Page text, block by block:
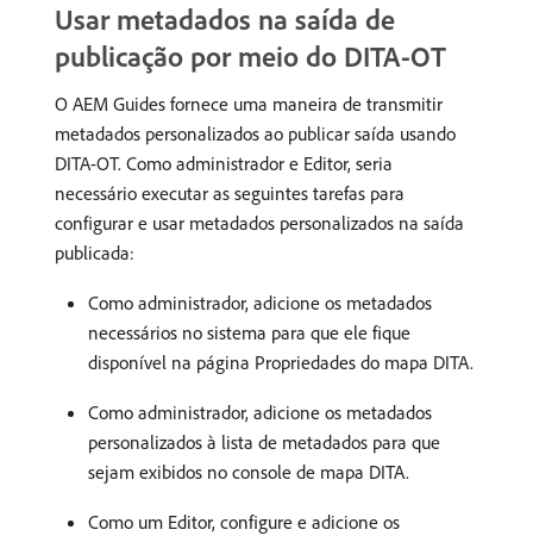
Usar metadados na saída de
publicação por meio do DITA-OT
O AEM Guides fornece uma maneira de transmitir
metadados personalizados ao publicar saída usando
DITA-OT. Como administrador e Editor, seria
necessário executar as seguintes tarefas para
configurar e usar metadados personalizados na saída
publicada:
Como administrador, adicione os metadados
necessários no sistema para que ele fique
disponível na página Propriedades do mapa DITA.
Como administrador, adicione os metadados
personalizados à lista de metadados para que
sejam exibidos no console de mapa DITA.
Como um Editor, configure e adicione os